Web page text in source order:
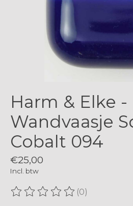
Harm & Elke -
Wandvaasje
Cobalt 094
€25,00
Incl. btw
De beoordeling van dit
(0)